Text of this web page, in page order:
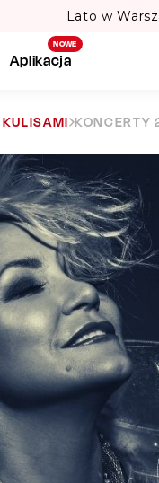
Lato w
NOWE
Aplikacja
KONCERTY